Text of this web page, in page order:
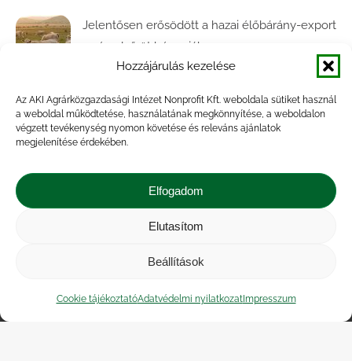
Hozzájárulás kezelése
Az AKI Agrárközgazdasági Intézet Nonprofit Kft. weboldala sütiket használ
a weboldal működtetése, használatának megkönnyítése, a weboldalon
végzett tevékenység nyomon követése és releváns ajánlatok
megjelenítése érdekében.
Elfogadom
Elutasítom
Beállítások
Cookie tájékoztatóAdatvédelmi nyilatkozatImpresszum
Jelentősen erősödött a hazai élőbárány-export
az év első öt hónapjában
2026.07.28.
Közel ötödével bővült a baromfivágás
Magyarországon
A végéhez közelít az őszi búza betakarítása
2026.07.21.
Közérdekű adatok
| Adatvédelmi nyilatkozat
|